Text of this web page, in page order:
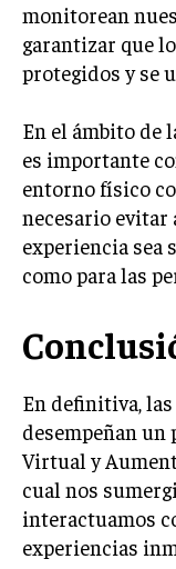
monitorean
garantizar que
protegidos y se
En el ámbito de
es importante
entorno físico
necesario evitar
experiencia sea
como para las
En definitiva,
desempeñan un
Virtual y
cual nos
interactuamos
experiencias